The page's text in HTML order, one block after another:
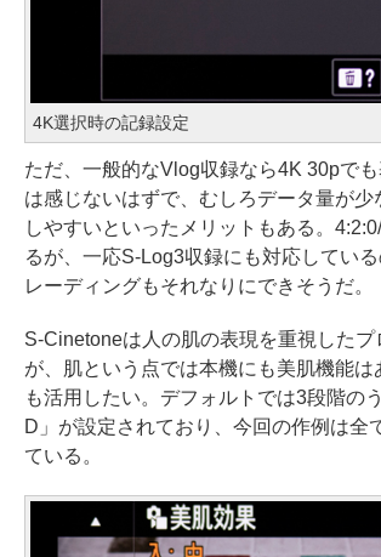
4K選択時の記録設定
ただ、一般的なVlog収録なら4K 30pで
は感じないはずで、むしろデータ量が少
しやすいといったメリットもある。
るが、一応S-Log3収録にも対応してい
レーディングもそれなりにできそうだ。
S-Cinetoneは人の肌の表現を重視したプ
が、肌という点では本機にも美肌機能は
も活用したい。デフォルトでは3段階の
D」が設定されており、今回の作例は全
ている。